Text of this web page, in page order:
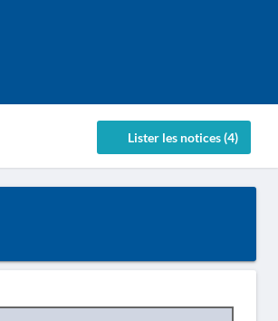
Lister les notices (4)